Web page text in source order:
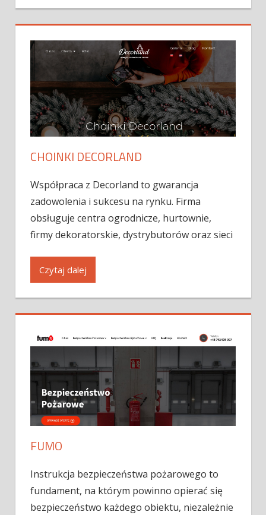
CHOINKI DECORLAND
Współpraca z Decorland to gwarancja
zadowolenia i sukcesu na rynku. Firma
obsługuje centra ogrodnicze, hurtownie,
firmy dekoratorskie, dystrybutorów oraz sieci
Czytaj dalej
FUMO
Instrukcja bezpieczeństwa pożarowego to
fundament, na którym powinno opierać się
bezpieczeństwo każdego obiektu, niezależnie